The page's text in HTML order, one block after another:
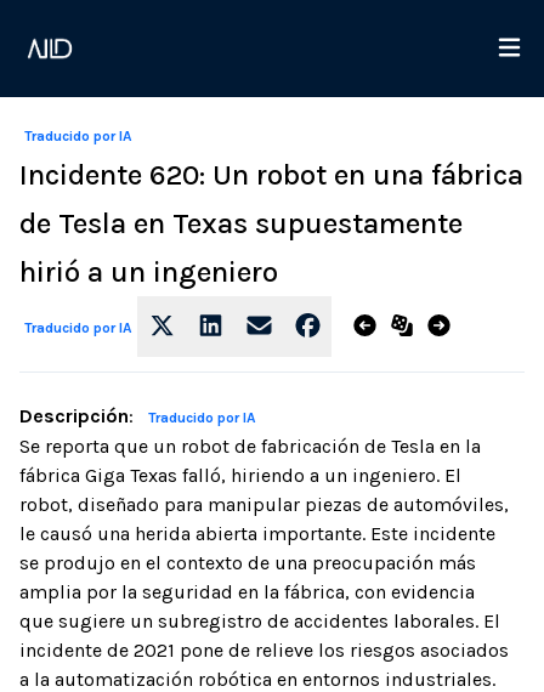
Traducido por IA
Incidente 620: Un robot en una fábrica
de Tesla en Texas supuestamente
hirió a un ingeniero
Traducido por IA
Descripción: Traducido por IA
Se reporta que un robot de fabricación de Tesla en la
fábrica Giga Texas falló, hiriendo a un ingeniero. El
robot, diseñado para manipular piezas de automóviles,
le causó una herida abierta importante. Este incidente
se produjo en el contexto de una preocupación más
amplia por la seguridad en la fábrica, con evidencia
que sugiere un subregistro de accidentes laborales. El
incidente de 2021 pone de relieve los riesgos asociados
a la automatización robótica en entornos industriales.